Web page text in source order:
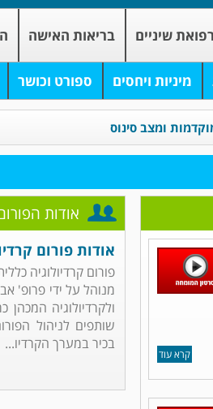
רפואת שיניים בריאות האישה
מיניות ויחסים ספורט וכושר
ומצב סינוס
אודות
אודות פורום
פורום קרדיולוגיה
מנוהל על ידי פרופ'
ולקרדיולוגיה
שותפים לניהול
בכיר במערך הקרדיו...
קרא עוד